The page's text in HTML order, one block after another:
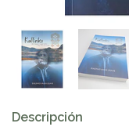
Descripción